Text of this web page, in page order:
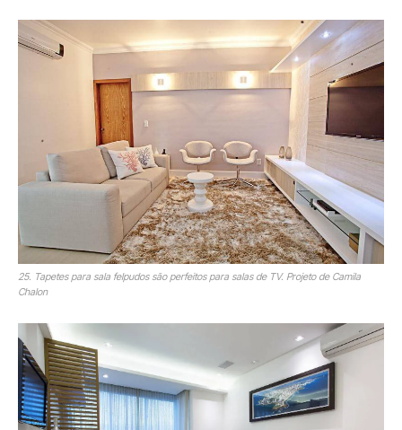
25. Tapetes para sala felpudos são perfeitos para salas de TV. Projeto de Camila
Chalon